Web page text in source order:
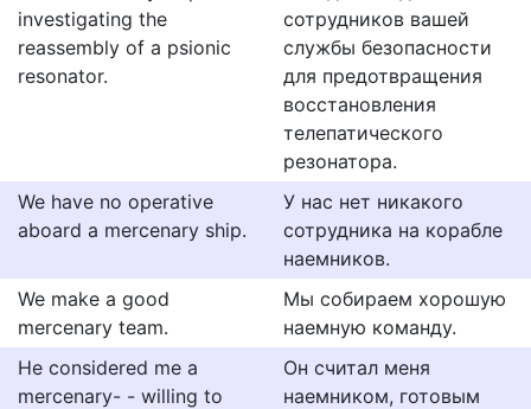
investigating the
reassembly of a psionic
resonator.
сотрудников вашей
службы безопасности
для предотвращения
восстановления
телепатического
резонатора.
We have no operative
aboard a mercenary ship.
У нас нет никакого
сотрудника на корабле
наемников.
We make a good
mercenary team.
Мы собираем хорошую
наемную команду.
He considered me a
mercenary- - willing to
Он считал меня
наемником, готовым